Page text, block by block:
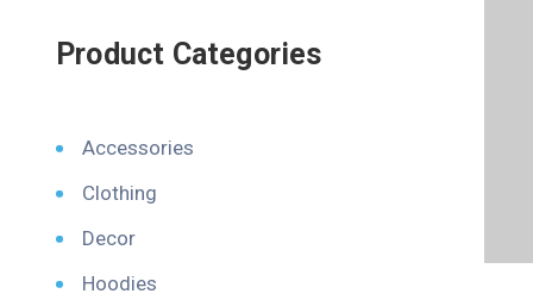
Product Categories
Accessories
Clothing
Decor
Hoodies